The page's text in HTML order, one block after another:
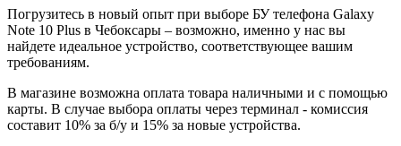
Погрузитесь в новый опыт при выборе БУ телефона Galaxy
Note 10 Plus в Чебоксары – возможно, именно у нас вы
найдете идеальное устройство, соответствующее вашим
требованиям.
В магазине возможна оплата товара наличными и с помощью
карты. В случае выбора оплаты через терминал - комиссия
составит 10% за б/у и 15% за новые устройства.